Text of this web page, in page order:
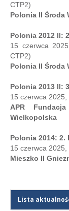
CTP2)
Polonia II Środa
Polonia 2012 II:
15 czerwca
CTP2)
Polonia II Środa
Polonia 2013 II:
15 czerwca
APR
Wielkopolska
Polonia 2014: 2.
15 czerwca
Mieszko II
Lista